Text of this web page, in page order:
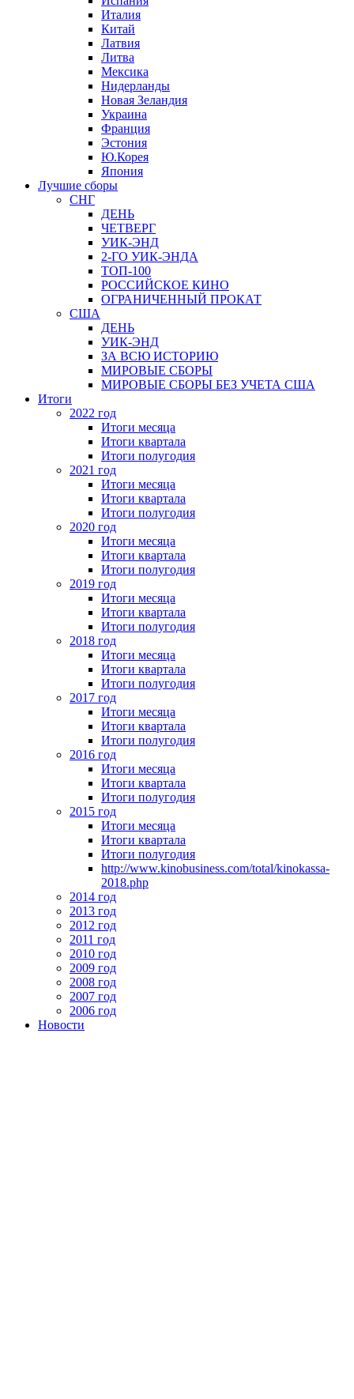
Италия
Китай
Латвия
Литва
Мексика
Нидерланды
Новая Зеландия
Украина
Франция
Эстония
Ю.Корея
Япония
Лучшие сборы
СНГ
ДЕНЬ
ЧЕТВЕРГ
УИК-ЭНД
2-ГО УИК-ЭНДА
ТОП-100
РОССИЙСКОЕ КИНО
ОГРАНИЧЕННЫЙ ПРОКАТ
США
ДЕНЬ
УИК-ЭНД
ЗА ВСЮ ИСТОРИЮ
МИРОВЫЕ СБОРЫ
МИРОВЫЕ СБОРЫ БЕЗ УЧЕТА США
Итоги
2022 год
Итоги месяца
Итоги квартала
Итоги полугодия
2021 год
Итоги месяца
Итоги квартала
Итоги полугодия
2020 год
Итоги месяца
Итоги квартала
Итоги полугодия
2019 год
Итоги месяца
Итоги квартала
Итоги полугодия
2018 год
Итоги месяца
Итоги квартала
Итоги полугодия
2017 год
Итоги месяца
Итоги квартала
Итоги полугодия
2016 год
Итоги месяца
Итоги квартала
Итоги полугодия
2015 год
Итоги месяца
Итоги квартала
Итоги полугодия
http://www.kinobusiness.com/total/kinokassa-
2018.php
2014 год
2013 год
2012 год
2011 год
2010 год
2009 год
2008 год
2007 год
2006 год
Новости